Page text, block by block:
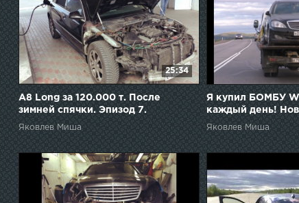
25:34
А8 Long за 120.000 т. После
зимней спячки. Эпизод 7.
Яковлев Миша
Я купил БОМБУ
каждый день!
1. W221
Яковлев Миша